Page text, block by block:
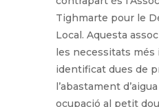
Tighmarte pour le
Local. Aquesta
les necessitats més
identificat dues de
l’abastament
ocupació al petit